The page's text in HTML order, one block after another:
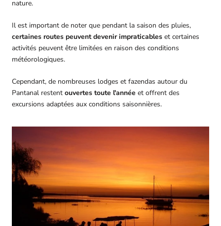
nature.
Il est important de noter que pendant la saison des pluies,
certaines routes peuvent devenir impraticables et certaines
activités peuvent être limitées en raison des conditions
météorologiques.
Cependant, de nombreuses lodges et fazendas autour du
Pantanal restent ouvertes toute l'année et offrent des
excursions adaptées aux conditions saisonnières.